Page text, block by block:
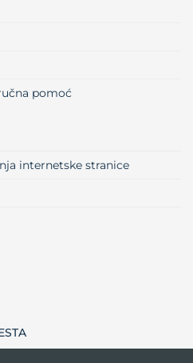
pomoć
internetske stranice